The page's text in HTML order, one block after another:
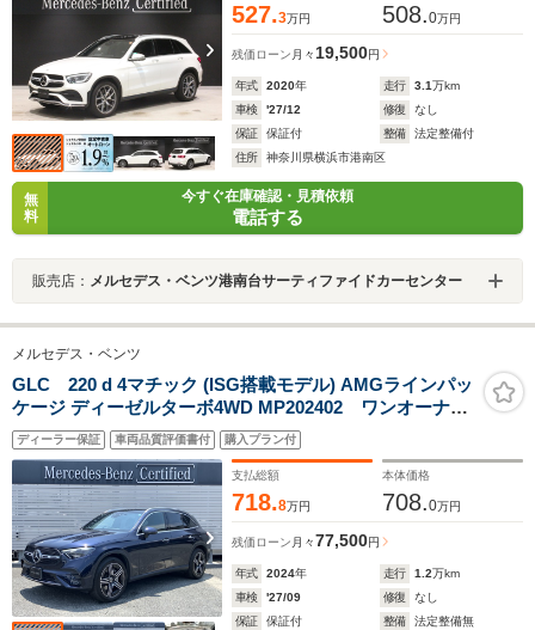
527.3万円 508.0万円
残価ローン 月々19,500円
年式 2020年 走行 3.1万km
車検
'27/12 修復
なし
保証
保証付 整備
法定整備付
住所
神奈川県横浜市港南区
無
料
今すぐ在庫確認・見積依頼
電話する
販売店： メルセデス・ベンツ港南台サーティファイドカーセンター
メルセデス・ベンツ
GLC 220 d 4マチック (ISG搭載モデル) AMGラインパッ
ケージ ディーゼルターボ4WD MP202402 ワンオーナ
ー AMGライン レザーエクスクルーシブ ドライバー
ズパッケージ パノラミックスライディングルーフ 純
正ドライブレコーダー レーダーセーフティ 電動リア
ゲート
ディーラー保証 車両品質評価書付 購入プラン付
支払総額
718.8万円
本体価格
708.0万円
残価ローン 月々77,500円
年式 2024年 走行 1.2万km
車検
'27/09 修復
なし
保証
保証付 整備
法定整備無